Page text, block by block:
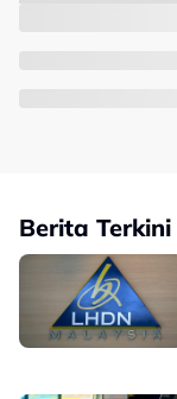
Berita Terkini